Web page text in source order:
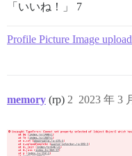
「いいね！」 7
Profile Picture Image
memory (rp) 2023 年 3
2